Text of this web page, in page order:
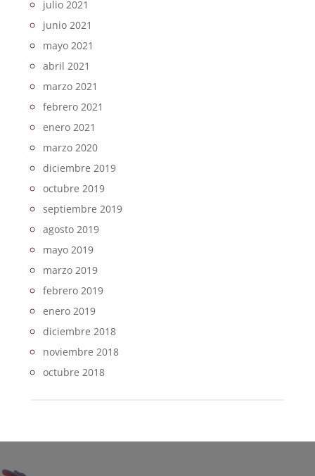
julio 2021
junio 2021
mayo 2021
abril 2021
marzo 2021
febrero 2021
enero 2021
marzo 2020
diciembre 2019
octubre 2019
septiembre 2019
agosto 2019
mayo 2019
marzo 2019
febrero 2019
enero 2019
diciembre 2018
noviembre 2018
octubre 2018